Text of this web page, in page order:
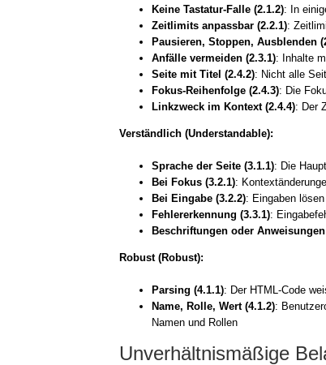
Kei­ne Tastatur-Falle (2.1.2): In
Zeit­li­mits anpass­bar (2.2.1):
Pau­sie­ren, Stop­pen, Aus­blen­den
Anfäl­le ver­mei­den (2.3.1): Inhal­te
Sei­te mit Titel (2.4.2): Nicht alle
Fokus-Reihenfolge (2.4.3): Die
Link­zweck im Kon­text (2.4.4): Der
Ver­ständ­lich (Under­stan­da­ble):
Spra­che der Sei­te (3.1.1): Die
Bei Fokus (3.2.1):
Bei Ein­ga­be (3.2.2): Ein­ga­ben
Feh­ler­er­ken­nung (3.3.1):
Beschrif­tun­gen oder Anwei­sun­gen
Robust (Robust):
Par­sing (4.1.1): Der HTML-Code
Name, Rol­le, Wert (4.1.2):
Namen und Rol­len
Unverhältnismäßige